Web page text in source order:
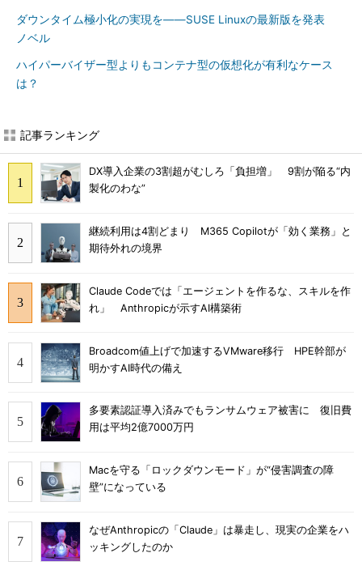
ダウンタイム極小化の実現を――SUSE Linuxの最新版を発表
ノベル
ハイパーバイザー型よりもコンテナ型の仮想化が有利なケース
は？
記事ランキング
DX導入企業の3割超がむしろ「負担増」 9割が陥る“内
製化のわな”
継続利用は4割どまり M365 Copilotが「効く業務」と
期待外れの境界
Claude Codeでは「エージェントを作るな、スキルを作
れ」 Anthropicが示すAI構築術
Broadcom値上げで加速するVMware移行 HPE幹部が
明かすAI時代の備え
多要素認証導入済みでもランサムウェア被害に 復旧費
用は平均2億7000万円
Macを守る「ロックダウンモード」が“侵害調査の障
壁”になっている
なぜAnthropicの「Claude」は暴走し、現実の企業をハ
ッキングしたのか